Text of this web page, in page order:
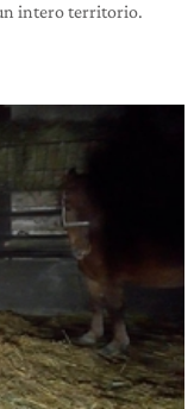
intero territorio.